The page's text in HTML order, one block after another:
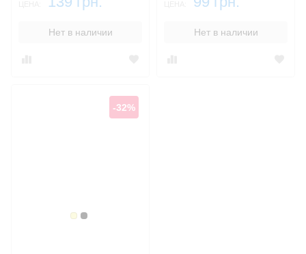
Нет в наличии Нет в наличии
Золотой
Черный
-32%